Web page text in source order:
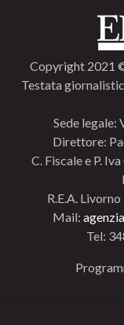
Copyright 2021
Testata
Sede legale:
Direttore:
C. Fiscale e P.
R.E.A.
Mail:
Tel: